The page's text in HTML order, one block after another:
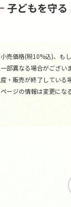
子どもを守
価格(税10%込)、も
異なる場合がござい
販売が終了している
ジの情報は変更にな